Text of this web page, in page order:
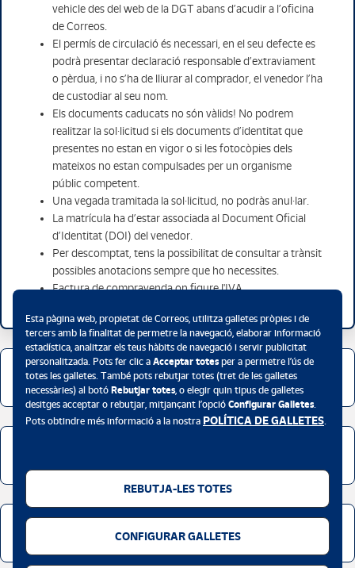
vehicle des del web de la DGT abans d’acudir a l’oficina
de Correos.
El permís de circulació és necessari, en el seu defecte es
podrà presentar declaració responsable d’extraviament
o pèrdua, i no s’ha de lliurar al comprador, el venedor l’ha
de custodiar al seu nom.
Els documents caducats no són vàlids! No podrem
realitzar la sol·licitud si els documents d’identitat que
presentes no estan en vigor o si les fotocòpies dels
mateixos no estan compulsades per un organisme
públic competent.
Una vegada tramitada la sol·licitud, no podràs anul·lar.
La matrícula ha d’estar associada al Document Oficial
d’Identitat (DOI) del venedor.
Per descomptat, tens la possibilitat de consultar a trànsit
possibles anotacions sempre que ho necessites.
Factura de compravenda on figure l'IVA.
Documentació
Esta pàgina web, propietat de Correos, utilitza galletes pròpies i de
tercers amb la finalitat de permetre la navegació, elaborar informació
estadística, analitzar els teus hàbits de navegació i servir publicitat
personalitzada. Pots fer clic a Acceptar totesper a permetre l’ús de
totes les galletes. També pots rebutjar totes (tret de les galletes
necessàries) al botó Rebutjar totes, o elegir quin tipus de galletes
desitges acceptar o rebutjar, mitjançant l’opció Configurar Galletes.
Pots obtindre més informació a la nostra POLÍTICA DE GALLETES.
REBUTJA-LES TOTES
CONFIGURAR GALLETES